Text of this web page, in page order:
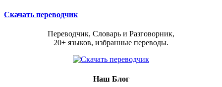
Скачать переводчик
Переводчик, Словарь и Разговорник,
20+ языков, избранные переводы.
Наш Блог